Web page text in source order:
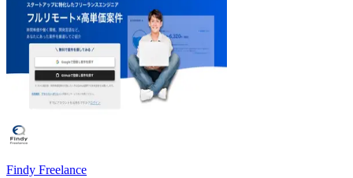
Findy Freelance